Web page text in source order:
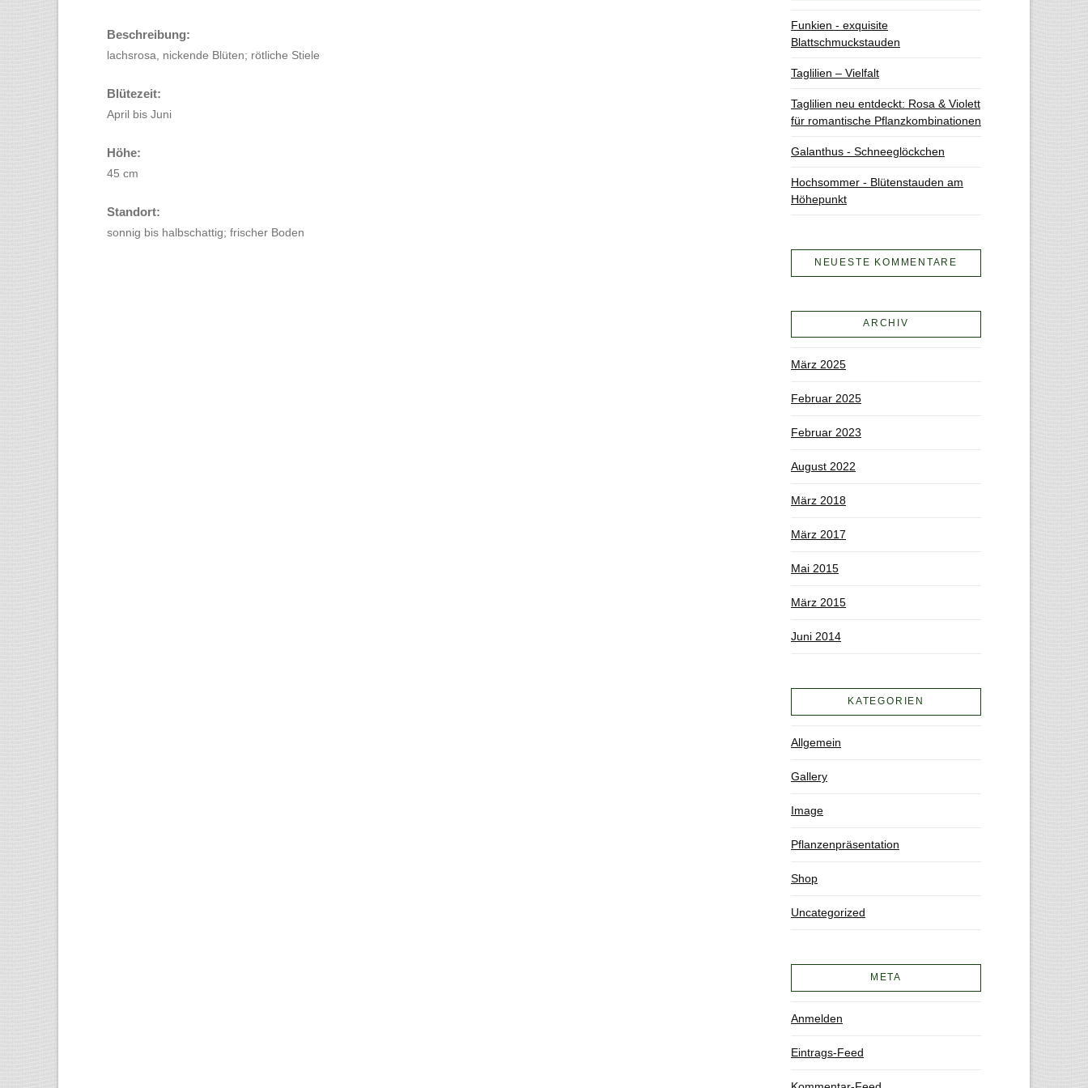
Beschreibung:
lachsrosa, nickende Blüten; rötliche Stiele
Blütezeit:
April bis Juni
Höhe:
45 cm
Standort:
sonnig bis halbschattig; frischer Boden
Funkien - exquisite
Blattschmuckstauden
Taglilien – Vielfalt
Taglilien neu entdeckt: Rosa & Violett
für romantische Pflanzkombinationen
Galanthus - Schneeglöckchen
Hochsommer - Blütenstauden am
Höhepunkt
NEUESTE KOMMENTARE
ARCHIV
März 2025
Februar 2025
Februar 2023
August 2022
März 2018
März 2017
Mai 2015
März 2015
Juni 2014
KATEGORIEN
Allgemein
Gallery
Image
Pflanzenpräsentation
Shop
Uncategorized
META
Anmelden
Eintrags-Feed